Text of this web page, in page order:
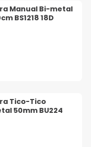
Manual Bi-metal
BS1218 18D
Tico-Tico
50mm BU224